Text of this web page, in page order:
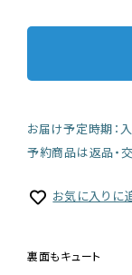
お届け予定時期：
予約商品は返品・
お気に入りに
裏面もキュート